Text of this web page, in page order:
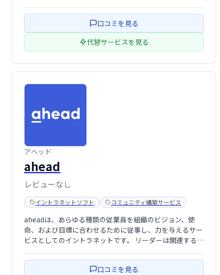
売業、プロサービスなど）でデジタル変革を推進するよう
に設計されています。 口コミを見る
代替サービスを見る
アヘッド
ahead
レビューなし
イントラネットソフト コミュニティ構築サービス
aheadは、あらゆる種類の従業員を組織のビジョン、使
命、および目標に合わせるために従事し、力を与えるサー
ビスとしてのイントラネットです。 リーダーは関連する洞
るために適切な行動を取ることができます。
口コミを見る